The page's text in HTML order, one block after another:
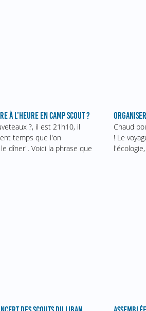
À L’HEURE EN CAMP SCOUT ?
?, il est 21h10, il
temps que l'on
dîner". Voici la phrase que
Chaud
! Le